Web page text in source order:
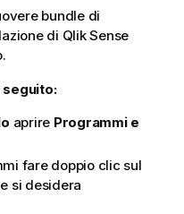
bundle di
di Qlik Sense
aprire Programmi e
fare doppio clic sul
si desidera